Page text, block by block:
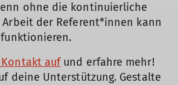
ohne die kontinuierliche
Arbeit der Referent*innen kann
Kontakt aufund erfahre mehr!
deine Unterstützung. Gestalte